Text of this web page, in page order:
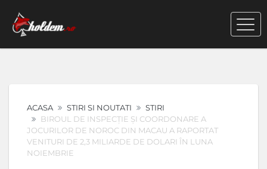
ACASA STIRI SI NOUTATI
STIRI
BIROUL DE INSPECȚIE ȘI COORDONARE A
JOCURILOR DE NOROC DIN MACAU A RAPORTAT
VENITURI DE 2,3 MILIARDE DE DOLARI ÎN LUNA
NOIEMBRIE